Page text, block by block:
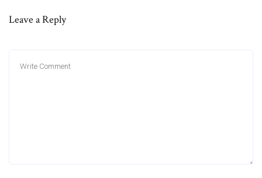
Leave a Reply